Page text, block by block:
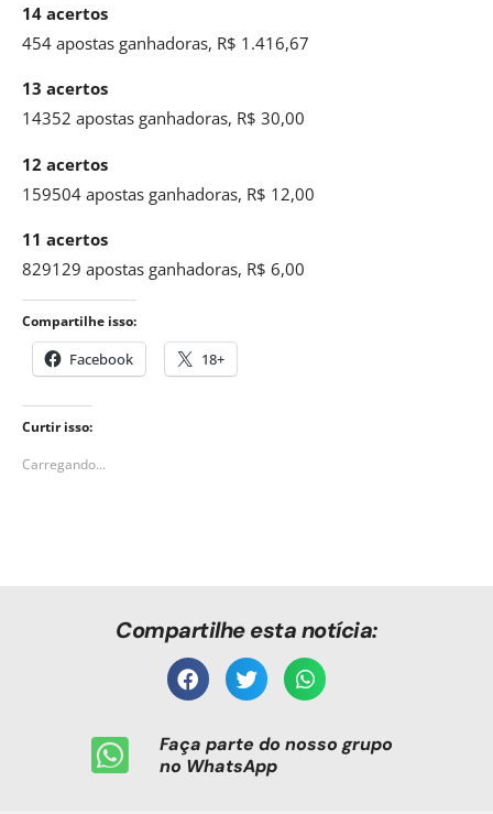
14 acertos
454 apostas ganhadoras, R$ 1.416,67
13 acertos
14352 apostas ganhadoras, R$ 30,00
12 acertos
159504 apostas ganhadoras, R$ 12,00
11 acertos
829129 apostas ganhadoras, R$ 6,00
Compartilhe isso:
Facebook 18+
Curtir isso:
Carregando...
Compartilhe esta notícia:
Faça parte do nosso grupo
no WhatsApp